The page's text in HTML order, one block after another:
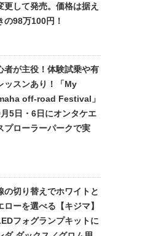
更して発売。価格は据え
の98万100円！
者が主役！体験試乗や有
ッスンあり！「My
off-road Festival」
5日・6日にオンタケエ
プローラーパークで実
の切り替えでホワイトと
ローを選べる【キジマ】
フォグランプキットに